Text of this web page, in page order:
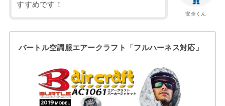
安全くん
すすめです！
バートル空調服エアークラフト「フルハーネス対応」